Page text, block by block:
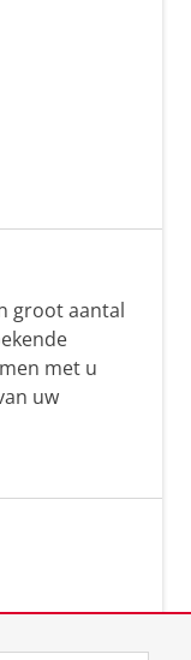
groot aantal
met u
uw